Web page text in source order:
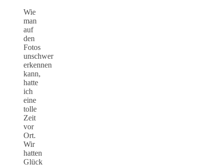
Wie
man
auf
den
Fotos
unschwer
erkennen
kann,
hatte
ich
eine
tolle
Zeit
vor
Ort.
Wir
hatten
Glück